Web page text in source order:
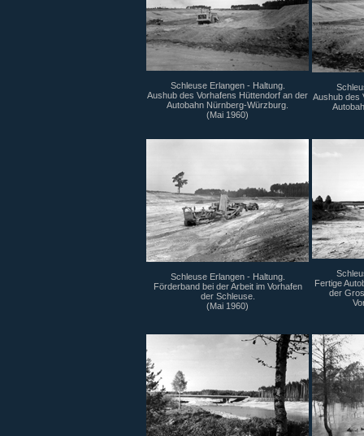
Schleuse Erlangen - Haltung.
Aushub des Vorhafens Hüttendorf an der
Autobahn Nürnberg-Würzburg.
(Mai 1960)
Aushub des
Schleuse Erlangen - Haltung.
Förderband bei der Arbeit im Vorhafen
der Schleuse.
(Mai 1960)
Fertige
der